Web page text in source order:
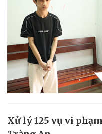
Xử lý 125 vụ vi